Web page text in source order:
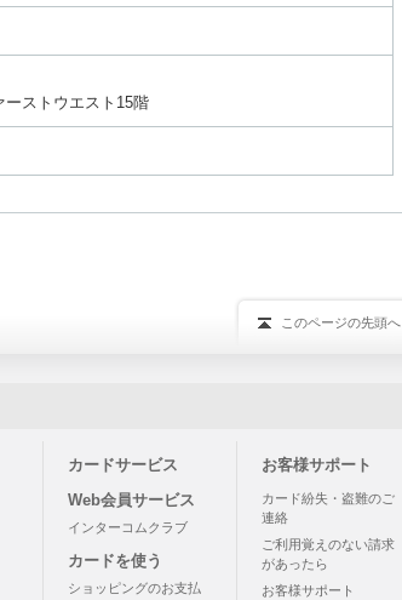
ーストウエスト15階
このページの先頭へ
カードサービス
Web会員サービス
インターコムクラブ
カードを使う
ショッピングのお支払
お客様サポート
カード紛失・盗難のご
連絡
ご利用覚えのない請求
があったら
お客様サポート